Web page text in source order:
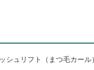
シュリフト（まつ毛カール